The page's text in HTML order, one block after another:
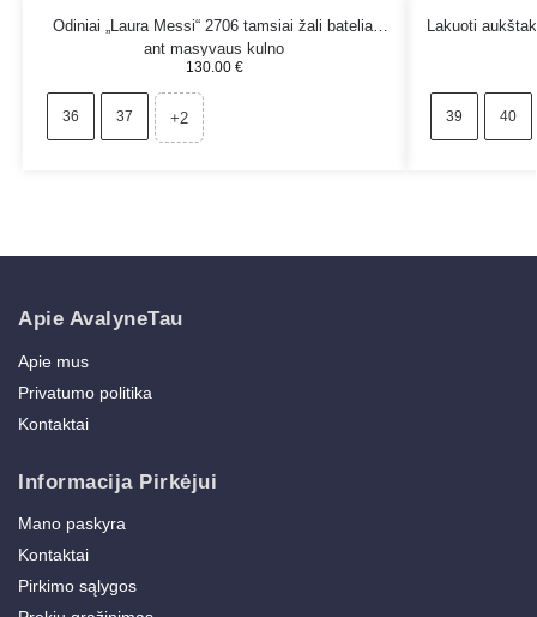
Odiniai „Laura Messi“ 2706 tamsiai žali bateliai
ant masyvaus kulno
130.00 €
36 37 +2
Lakuoti
39 40
Apie AvalyneTau
Apie mus
Privatumo politika
Kontaktai
Informacija Pirkėjui
Mano paskyra
Kontaktai
Pirkimo sąlygos